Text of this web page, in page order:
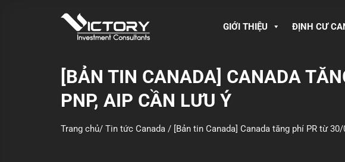
GIỚI THIỆU ĐỊNH CƯ
[BẢN TIN CANADA] CANADA
PNP, AIP CẦN LƯU Ý
Trang chủ/ Tin tức Canada / [Bản tin Canada] Canada tăng phí PR từ